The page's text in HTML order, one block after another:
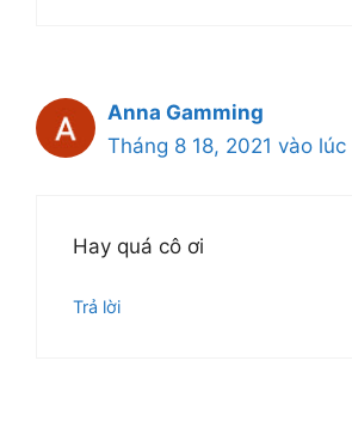
Anna Gamming
Tháng 8 18, 2021 vào lúc
Hay quá cô ơi
Trả lời